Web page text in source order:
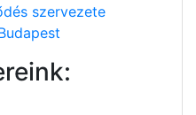
szervezete